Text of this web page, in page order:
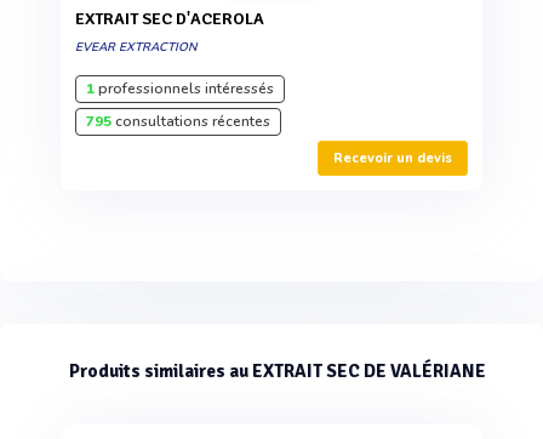
EXTRAIT SEC D'ACEROLA
EVEAR EXTRACTION
1professionnels intéressés
795consultations récentes
Recevoir un devis
Produits similaires au EXTRAIT SEC DE VALÉRIANE